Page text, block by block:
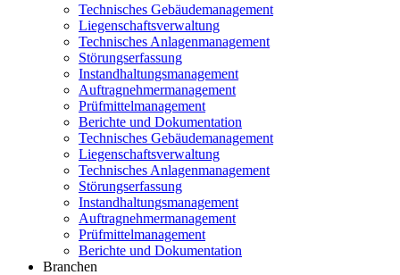
Technisches Gebäudemanagement
Liegenschaftsverwaltung
Technisches Anlagenmanagement
Störungserfassung
Instandhaltungsmanagement
Auftragnehmermanagement
Prüfmittelmanagement
Berichte und Dokumentation
Technisches Gebäudemanagement
Liegenschaftsverwaltung
Technisches Anlagenmanagement
Störungserfassung
Instandhaltungsmanagement
Auftragnehmermanagement
Prüfmittelmanagement
Berichte und Dokumentation
Branchen